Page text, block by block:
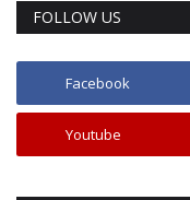
FOLLOW US
Facebook
Youtube